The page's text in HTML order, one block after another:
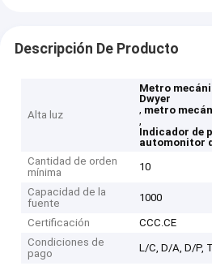
Descripción De Producto
Alta luz
Metro
Dwyer
, metro
,
Indicador de
automonitor
Cantidad de orden
mínima
10
Capacidad de la
fuente
1000
Certificación
CCC.CE
Condiciones de
pago
L/C, D/A, D/P,